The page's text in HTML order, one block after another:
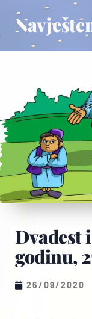
Dvadest
godinu,
26/09/2020